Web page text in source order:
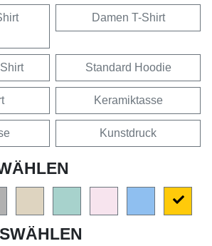
Damen T-Shirt
Standard Hoodie
Keramiktasse
Kunstdruck